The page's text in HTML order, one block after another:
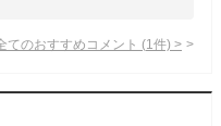
てのおすすめコメント (1 件) >